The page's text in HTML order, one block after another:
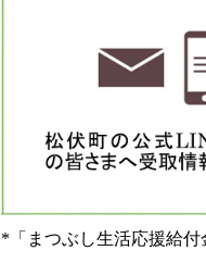
*「まつぶし生活応援給